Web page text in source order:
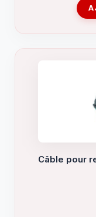
Câble pour